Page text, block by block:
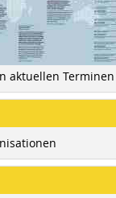
aktuellen Terminen